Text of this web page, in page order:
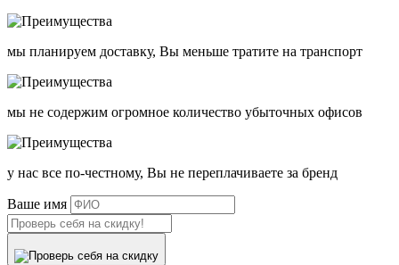
мы планируем доставку, Вы меньше тратите на транспорт
мы не содержим огромное количество убыточных офисов
у нас все по-честному, Вы не переплачиваете за бренд
Ваше имя